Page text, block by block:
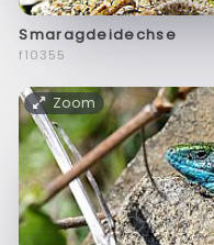
Smaragdeidechse
f10355
Zoom